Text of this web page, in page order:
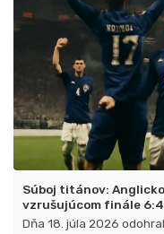
Súboj titánov:
vzrušujúcom finále 6:4
Dňa 18. júla 2026